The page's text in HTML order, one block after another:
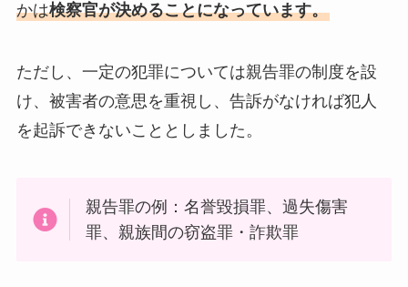
かは検察官が決めることになっています。
ただし、一定の犯罪については親告罪の制度を設
け、被害者の意思を重視し、告訴がなければ犯人
を起訴できないこととしました。
親告罪の例：名誉毀損罪、過失傷害
罪、親族間の窃盗罪・詐欺罪